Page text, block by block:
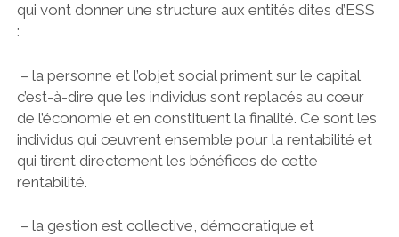
qui vont donner une structure aux entités dites d’ESS
:
– la personne et l’objet social priment sur le capital
c’est-à-dire que les individus sont replacés au cœur
de l’économie et en constituent la finalité. Ce sont les
individus qui œuvrent ensemble pour la rentabilité et
qui tirent directement les bénéfices de cette
rentabilité.
– la gestion est collective, démocratique et